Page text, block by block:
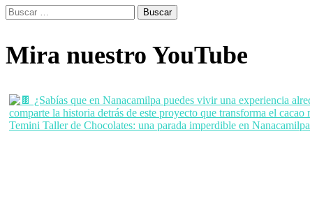
Buscar:
Mira nuestro YouTube
Temini Taller de Chocolates: una parada imperdible en Nanacamilpa